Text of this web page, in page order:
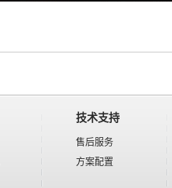
技术支持
售后服务
方案配置